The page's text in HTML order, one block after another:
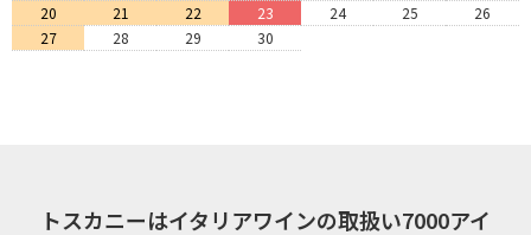
20
21 22 23 24 25
26
27
28 29 30
トスカニーはイタリアワインの取扱い7000アイ